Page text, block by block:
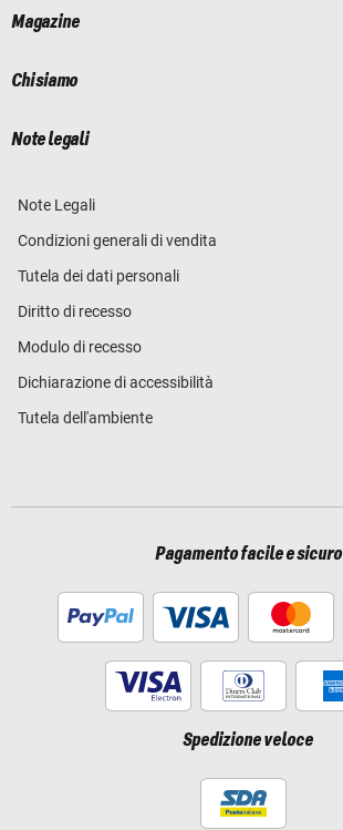
Magazine
Chi siamo
Note legali
Note Legali
Condizioni generali di vendita
Tutela dei dati personali
Diritto di recesso
Modulo di recesso
Dichiarazione di accessibilità
Tutela dell'ambiente
Pagamento facile e sicuro
Spedizione veloce